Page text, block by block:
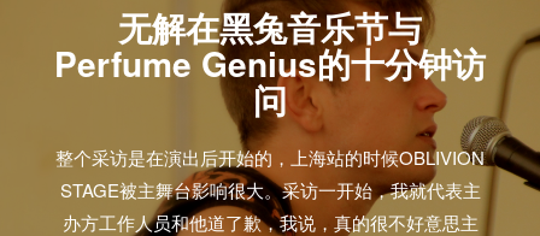
无解在黑兔音乐节与
Perfume Genius的十分钟访
问
整个采访是在演出后开始的，上海站的时候OBLIVION
STAGE被主舞台影响很大。采访一开始，我就代表主
办方工作人员和他道了歉，我说，真的很不好意思主